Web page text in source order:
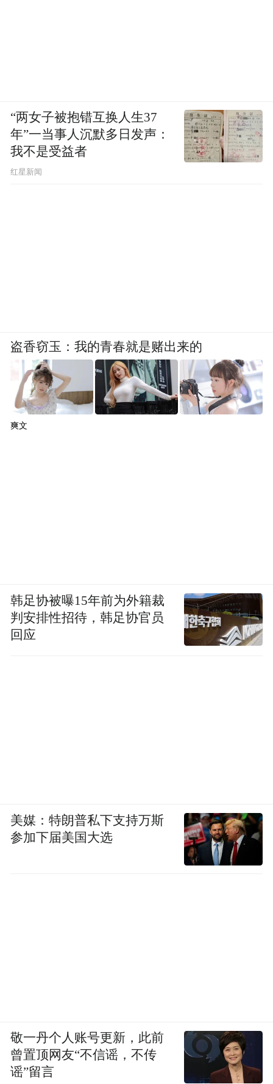
“两女子被抱错互换人生37
年”一当事人沉默多日发声：
我不是受益者
红星新闻
盗香窃玉：我的青春就是赌出来的
爽文
韩足协被曝15年前为外籍裁
判安排性招待，韩足协官员
回应
美媒：特朗普私下支持万斯
参加下届美国大选
敬一丹个人账号更新，此前
曾置顶网友“不信谣，不传
谣”留言